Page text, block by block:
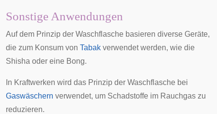
Sonstige Anwendungen
Auf dem Prinzip der Waschflasche basieren diverse Geräte,
die zum Konsum von Tabak verwendet werden, wie die
Shisha oder eine Bong.
In Kraftwerken wird das Prinzip der Waschflasche bei
Gaswäschern verwendet, um Schadstoffe im Rauchgas zu
reduzieren.